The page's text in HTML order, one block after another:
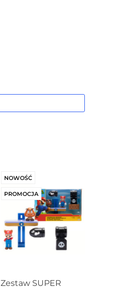
NOWOŚĆ
PROMOCJA
Zestaw SUPER